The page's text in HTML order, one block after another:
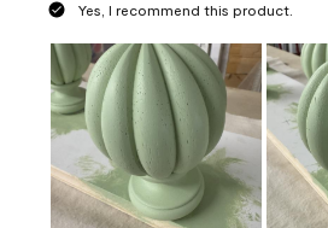
Yes, I recommend this product.